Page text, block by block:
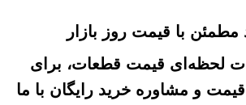
با قیمت روز بازار
لحظه‌ای قیمت قطعات، برای
و مشاوره خرید رایگان با ما